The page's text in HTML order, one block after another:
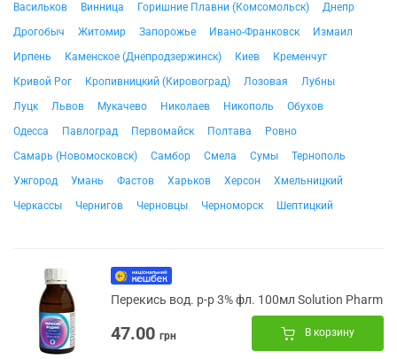
Васильков
Винница Горишние Плавни (Комсомольск)
Днепр
Дрогобыч
Житомир Запорожье Ивано-Франковск
Измаил
Ирпень
Каменское (Днепродзержинск) Киев
Кременчуг
Кривой Рог
Кропивницкий (Кировоград) Лозовая
Лубны
Луцк
Львов Мукачево Николаев Никополь
Обухов
Одесса
Павлоград Первомайск Полтава
Ровно
Самарь (Новомосковск)
Самбор Смела Сумы
Тернополь
Ужгород
Умань Фастов Харьков Херсон
Хмельницкий
Черкассы
Чернигов Черновцы Черноморск Шептицкий
Перекись вод. р-р 3% фл. 100мл Solution Pharm
47.00 грн В корзину